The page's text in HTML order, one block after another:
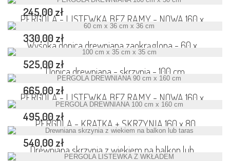
PERGOLA - LISTEWKA BEZ RAMY - NOWA 160 x...
Wysoka donica drewniana zaokrąglona - 60 x...
245,00 zł
Donica drewniana - skrzynia - 100 cm
330,00 zł
PERGOLA - LISTEWKA BEZ RAMY - NOWA 160 x...
525,00 zł
PERGOLA - KRATKA + SKRZYNIA 160 x 80
665,00 zł
Drewniana skrzynia z wiekiem na balkon lub...
495,00 zł
540,00 zł